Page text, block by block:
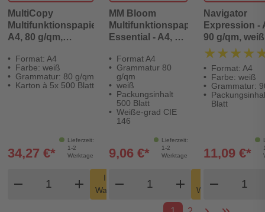
MultiCopy
Multifunktionspapier,
A4, 80 g/qm,
à 5x 500 Blatt
Format: A4
Farbe: weiß
Grammatur: 80 g/qm
Karton à 5x 500 Blatt
Lieferzeit:
1-2
Werktage
34,27 €*
remove
Produkt Warenkorb Menge
add
In den
Warenkorb
shopping_cart
MM Bloom
Multifunktionspapier
Essential - A4, 80
Blatt
Format A4
Grammatur 80
g/qm
weiß
Packungsinhalt
500 Blatt
Weiße-grad CIE
146
Lieferzeit:
1-2
Werktage
9,06 €*
remove add
Warenkorb
shopping_cart
Navigator
Expression -
90 g/qm,
Blatt
Format: A4
Farbe: weiß
Grammatur:
Blatt
11,09 €*
remove